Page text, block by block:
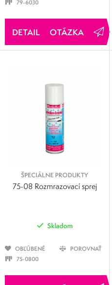
79-6030
OTÁZKA
ŠPECIÁLNE PRODUKTY
75-08 Rozmrazovací sprej
Skladom
OBĽÚBENÉ
POROVNAŤ
75-0800